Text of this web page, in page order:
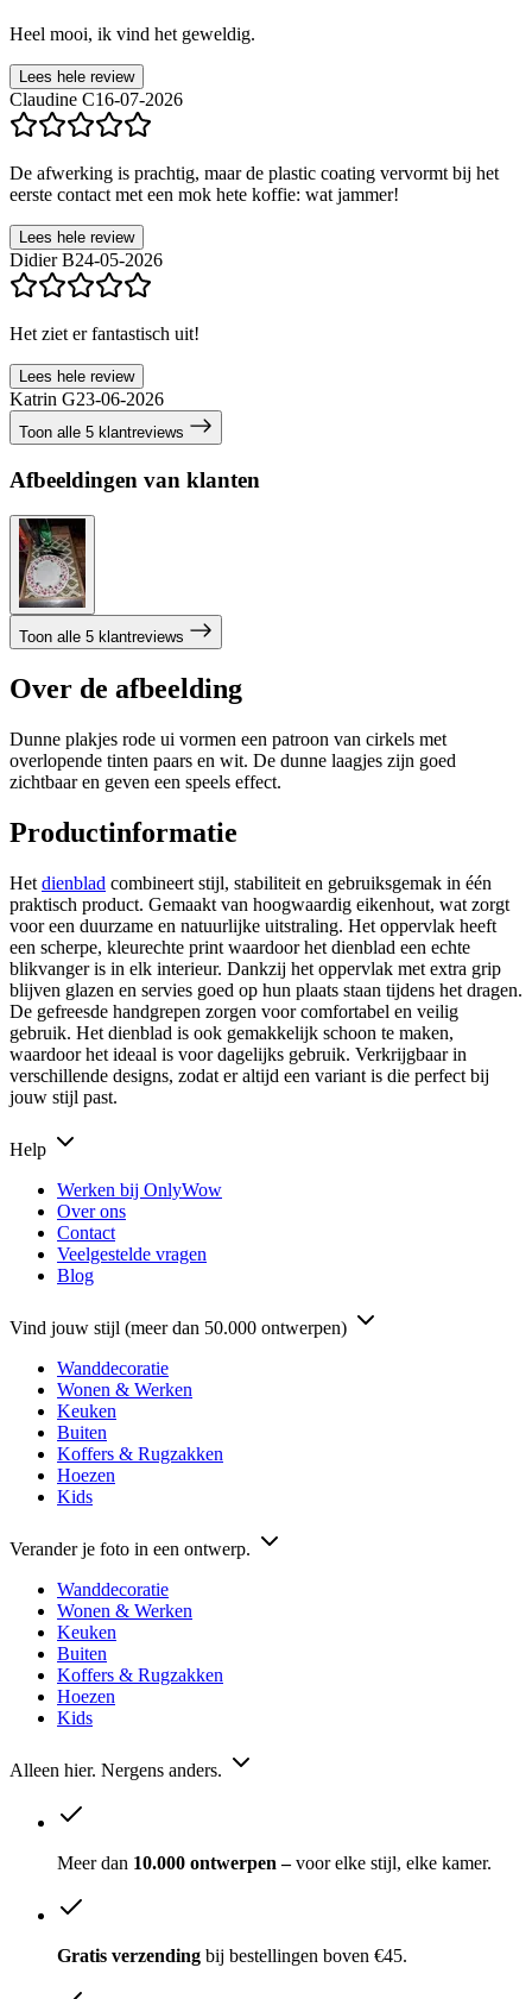
Heel mooi, ik vind het geweldig.
Lees hele review
Claudine C16-07-2026
De afwerking is prachtig, maar de plastic coating vervormt bij het
eerste contact met een mok hete koffie: wat jammer!
Lees hele review
Didier B24-05-2026
Het ziet er fantastisch uit!
Lees hele review
Katrin G23-06-2026
Toon alle 5 klantreviews
Afbeeldingen van klanten
Toon alle 5 klantreviews
Over de afbeelding
Dunne plakjes rode ui vormen een patroon van cirkels met
overlopende tinten paars en wit. De dunne laagjes zijn goed
zichtbaar en geven een speels effect.
Productinformatie
Het dienblad combineert stijl, stabiliteit en gebruiksgemak in één
praktisch product. Gemaakt van hoogwaardig eikenhout, wat zorgt
voor een duurzame en natuurlijke uitstraling. Het oppervlak heeft
een scherpe, kleurechte print waardoor het dienblad een echte
blikvanger is in elk interieur. Dankzij het oppervlak met extra grip
blijven glazen en servies goed op hun plaats staan tijdens het dragen.
De gefreesde handgrepen zorgen voor comfortabel en veilig
gebruik. Het dienblad is ook gemakkelijk schoon te maken,
waardoor het ideaal is voor dagelijks gebruik. Verkrijgbaar in
verschillende designs, zodat er altijd een variant is die perfect bij
jouw stijl past.
Help
Werken bij OnlyWow
Over ons
Contact
Veelgestelde vragen
Blog
Vind jouw stijl (meer dan 50.000 ontwerpen)
Wanddecoratie
Wonen & Werken
Keuken
Buiten
Koffers & Rugzakken
Hoezen
Kids
Verander je foto in een ontwerp.
Wanddecoratie
Wonen & Werken
Keuken
Buiten
Koffers & Rugzakken
Hoezen
Kids
Alleen hier. Nergens anders.
Meer dan 10.000 ontwerpen –voor elke stijl, elke kamer.
Gratis verzending bij bestellingen boven €45.